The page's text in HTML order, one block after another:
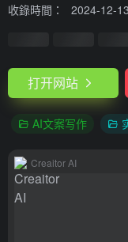
收錄時間： 2024-12-13
打开网站
AI文案写作
Creaitor AI